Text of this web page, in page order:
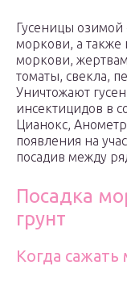
Гусеницы озимой
моркови, а
моркови,
томаты, свекла,
Уничтожают
инсектицидов в
Цианокс,
появления на
посадив между
Посадка
грунт
Когда сажать